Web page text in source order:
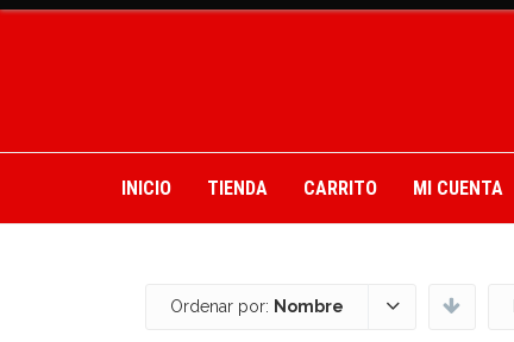
INICIO TIENDA CARRITO MI CUENTA
Ordenar por: Nombre